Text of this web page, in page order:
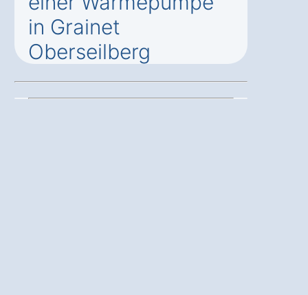
in Grainet
Oberseilberg